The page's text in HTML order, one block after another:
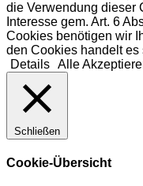
die Verwendung dieser
Interesse gem. Art. 6
Cookies benötigen wir
den Cookies handelt
Details Alle
Schließen
Cookie-Übersicht